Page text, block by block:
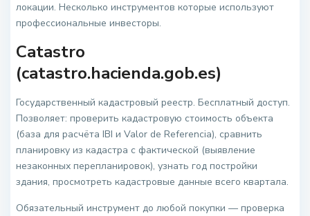
локации. Несколько инструментов которые используют
профессиональные инвесторы.
Catastro
(catastro.hacienda.gob.es)
Государственный кадастровый реестр. Бесплатный доступ.
Позволяет: проверить кадастровую стоимость объекта
(база для расчёта IBI и Valor de Referencia), сравнить
планировку из кадастра с фактической (выявление
незаконных перепланировок), узнать год постройки
здания, просмотреть кадастровые данные всего квартала.
Обязательный инструмент до любой покупки — проверка